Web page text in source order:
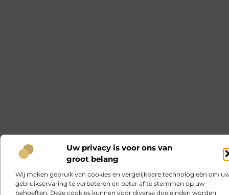
Uw privacy is voor ons van
groot belang
Wij maken gebruik van cookies en vergelijkbare technologieën om
gebruikservaring te verbeteren en beter af te stemmen op uw
behoeften. Deze cookies kunnen voor diverse doeleinden worden